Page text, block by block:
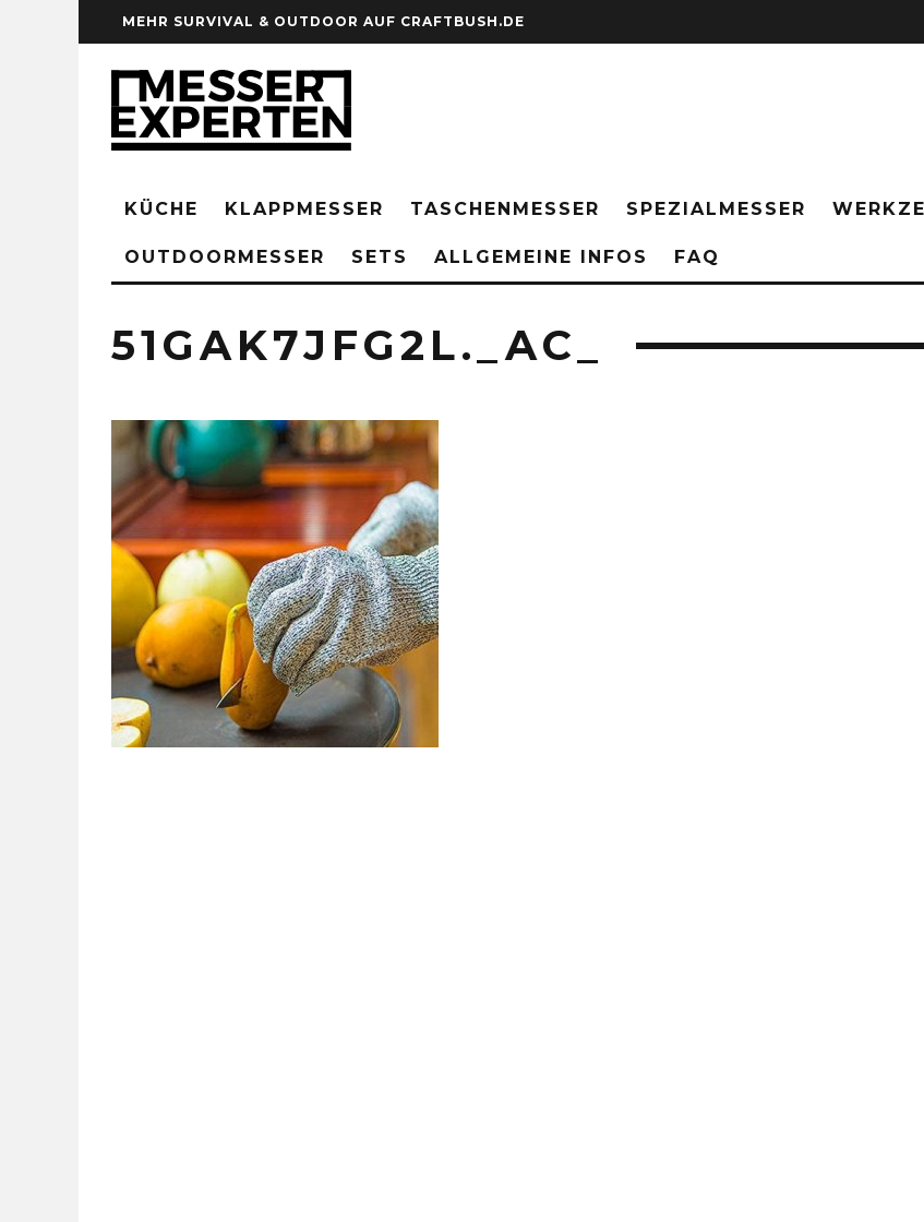
MEHR SURVIVAL & OUTDOOR AUF CRAFTBUSH.DE
KÜCHE KLAPPMESSER TASCHENMESSER SPEZIALMESSER
OUTDOORMESSER SETS ALLGEMEINE INFOS FAQ
51GAK7JFG2L._AC_